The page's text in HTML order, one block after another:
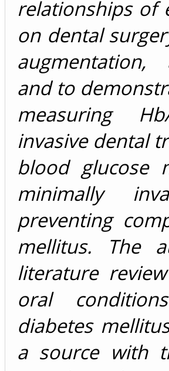
relationships of
on dental
and to
measuring
invasive dental
blood glucose
minimally
preventing
mellitus. The
literature
oral
diabetes
a source with